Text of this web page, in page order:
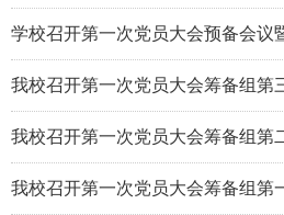
大会胜利召开！
学校召开第一次党员大会预备会议
会
我校召开第一次党员大会筹备组第
我校召开第一次党员大会筹备组第
我校召开第一次党员大会筹备组第